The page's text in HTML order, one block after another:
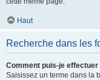
Haut
Recherche dans les
Comment puis-je
Saisissez un terme dans la